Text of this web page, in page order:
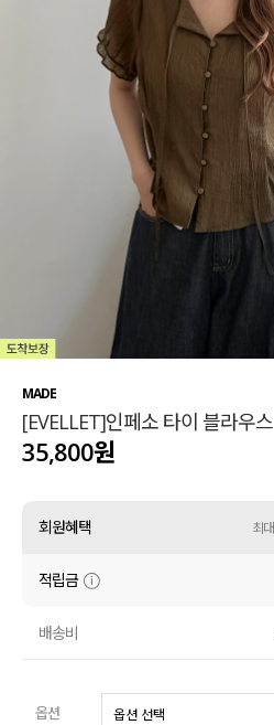
티셔츠
셔츠
원피스
니트
MADE
[EVELLET]인페소 타이 블라우스
35,800원
회원혜택 최
적립금
배송비
옵션